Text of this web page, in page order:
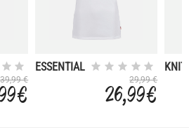
39,99 €
€
ESSENTIAL
29,99 €
26,99 €